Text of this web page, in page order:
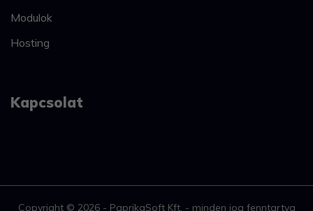
Modulok
Hosting
Kapcsolat
Copyright © 2026 - PaprikaSoft Kft. - minden jog fenntartva